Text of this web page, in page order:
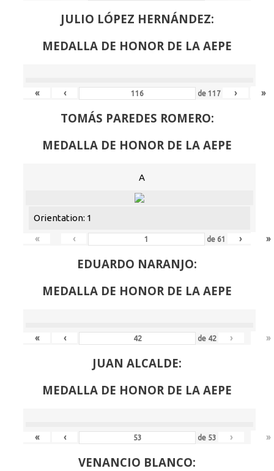
JULIO LÓPEZ HERNÁNDEZ:
MEDALLA DE HONOR DE LA AEPE
« ‹ de117 › »
TOMÁS PAREDES ROMERO:
MEDALLA DE HONOR DE LA AEPE
A
Orientation: 1
«
‹ de 61 › »
EDUARDO NARANJO:
MEDALLA DE HONOR DE LA AEPE
« ‹ de 42 › »
JUAN ALCALDE:
MEDALLA DE HONOR DE LA AEPE
« ‹ de 53 › »
VENANCIO BLANCO: